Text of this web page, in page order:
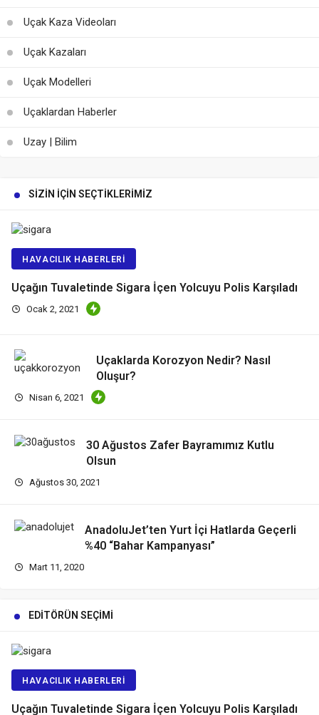
Uçak Kaza Videoları
Uçak Kazaları
Uçak Modelleri
Uçaklardan Haberler
Uzay | Bilim
SIZIN İÇIN SEÇTIKLERIMIZ
HAVACILIK HABERLERI
Uçağın Tuvaletinde Sigara İçen Yolcuyu Polis Karşıladı
Ocak 2, 2021
Uçaklarda Korozyon Nedir? Nasıl
Oluşur?
Nisan 6, 2021
30 Ağustos Zafer Bayramımız Kutlu
Olsun
Ağustos 30, 2021
AnadoluJet’ten Yurt İçi Hatlarda Geçerli
%40 “Bahar Kampanyası”
Mart 11, 2020
EDITÖRÜN SEÇIMI
HAVACILIK HABERLERI
Uçağın Tuvaletinde Sigara İçen Yolcuyu Polis Karşıladı